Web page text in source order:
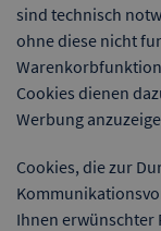
sind technisch
ohne diese nicht
Cookies dienen
Werbung
Cookies, die zur
Ihnen erwünschter